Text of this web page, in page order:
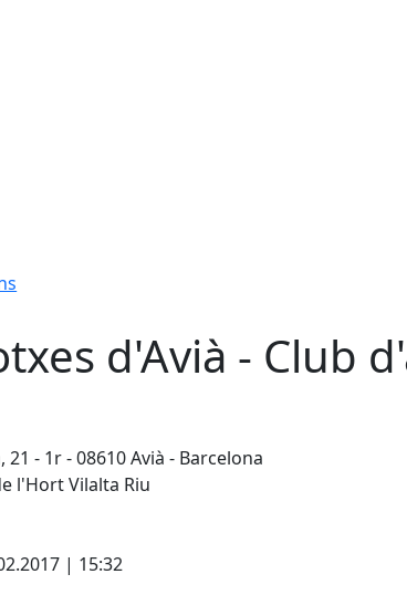
d'Avià - Club
- 1r - 08610 Avià - Barcelona
l'Hort Vilalta Riu
| 15:32